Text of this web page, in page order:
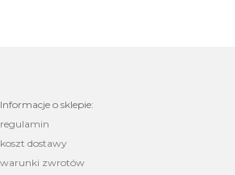
Informacje o sklepie:
regulamin
koszt dostawy
warunki zwrotów